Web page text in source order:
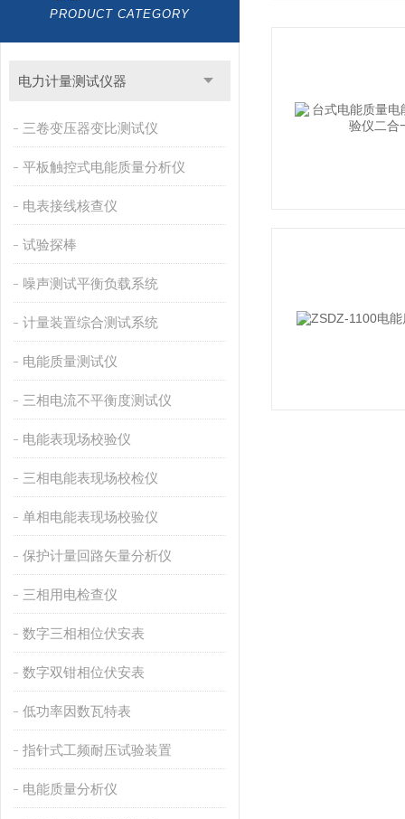
PRODUCT CATEGORY
电力计量测试仪器
三卷变压器变比测试仪
平板触控式电能质量分析仪
电表接线核查仪
试验探棒
噪声测试平衡负载系统
计量装置综合测试系统
电能质量测试仪
三相电流不平衡度测试仪
电能表现场校验仪
三相电能表现场校检仪
单相电能表现场校验仪
保护计量回路矢量分析仪
三相用电检查仪
数字三相相位伏安表
数字双钳相位伏安表
低功率因数瓦特表
指针式工频耐压试验装置
电能质量分析仪